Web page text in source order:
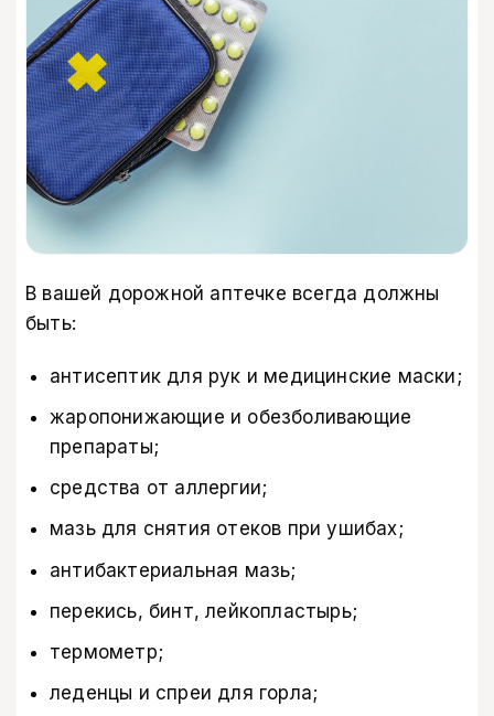
В вашей дорожной аптечке всегда должны
быть:
антисептик для рук и медицинские маски;
жаропонижающие и обезболивающие
препараты;
средства от аллергии;
мазь для снятия отеков при ушибах;
антибактериальная мазь;
перекись, бинт, лейкопластырь;
термометр;
леденцы и спреи для горла;